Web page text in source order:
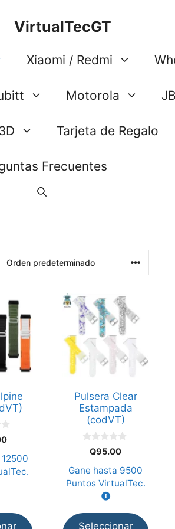
VirtualTecGT
Xiaomi / Redmi
Motorola
Tarjeta de Regalo
Frecuentes
12500
Pulsera Clear
Estampada
(codVT)
5
Q95.00
Gane hasta 9500
Puntos VirtualTec.
Seleccionar
Este
producto
tiene
múltiples
variantes.
Las
pueden
elegir
página